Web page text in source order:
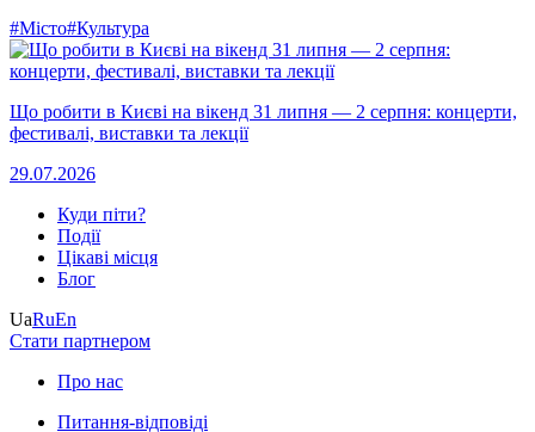
#Місто#Культура
Що робити в Києві на вікенд 31 липня — 2 серпня: концерти,
фестивалі, виставки та лекції
29.07.2026
Куди піти?
Події
Цікаві місця
Блог
UaRuEn
Стати партнером
Про нас
Питання-відповіді